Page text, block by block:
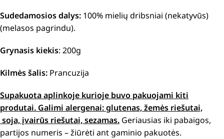
Sudedamosios dalys: 100% mielių dribsniai (nekatyvūs)
(melasos pagrindu).
Grynasis kiekis: 200g
Kilmės šalis: Prancuzija
Supakuota aplinkoje kurioje buvo pakuojami kiti
produtai. Galimi alergenai: glutenas, žemės riešutai,
soja, įvairūs riešutai, sezamas. Geriausias iki pabaigos,
partijos numeris – žiūrėti ant gaminio pakuotės.